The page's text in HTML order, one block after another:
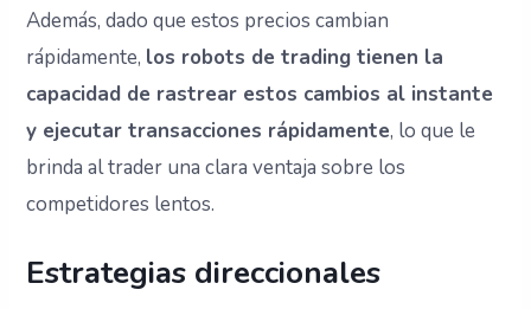
Además, dado que estos precios cambian
rápidamente, los robots de trading tienen la
capacidad de rastrear estos cambios al instante
y ejecutar transacciones rápidamente, lo que le
brinda al trader una clara ventaja sobre los
competidores lentos.
Estrategias direccionales